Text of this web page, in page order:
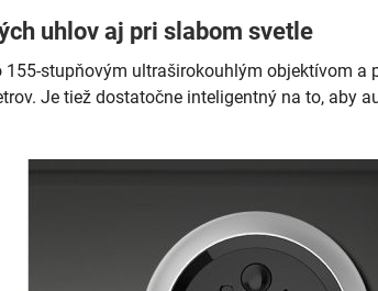
uhlov aj pri slabom svetle
stupňovým ultraširokouhlým objektívom a
Je tiež dostatočne inteligentný na to, aby